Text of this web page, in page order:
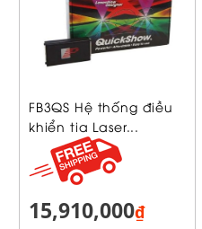
FB3QS Hệ thống điều
khiển tia Laser...
15,910,000₫